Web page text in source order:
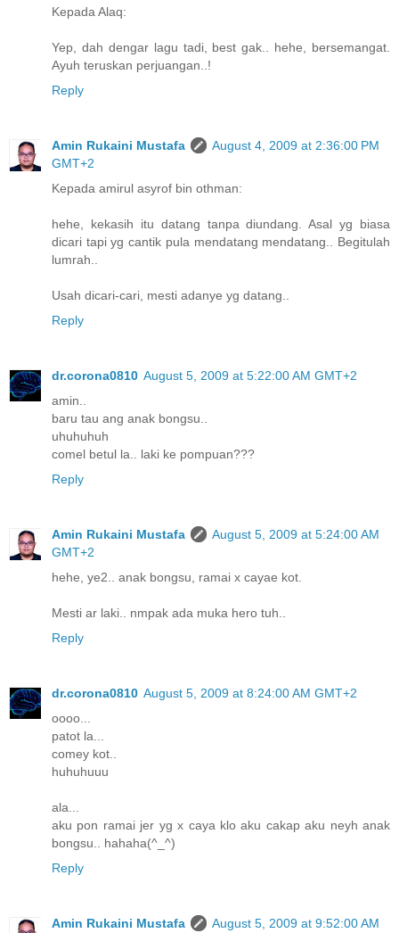
Kepada Alaq:
Yep, dah dengar lagu tadi, best gak.. hehe, bersemangat.
Ayuh teruskan perjuangan..!
Reply
Amin Rukaini Mustafa
August 4, 2009 at 2:36:00 PM
GMT+2
Kepada amirul asyrof bin othman:
hehe, kekasih itu datang tanpa diundang. Asal yg biasa
dicari tapi yg cantik pula mendatang mendatang.. Begitulah
lumrah..
Usah dicari-cari, mesti adanye yg datang..
Reply
dr.corona0810 August 5, 2009 at 5:22:00 AM GMT+2
amin..
baru tau ang anak bongsu..
uhuhuhuh
comel betul la.. laki ke pompuan???
Reply
Amin Rukaini Mustafa
August 5, 2009 at 5:24:00 AM
GMT+2
hehe, ye2.. anak bongsu, ramai x cayae kot.
Mesti ar laki.. nmpak ada muka hero tuh..
Reply
dr.corona0810 August 5, 2009 at 8:24:00 AM GMT+2
oooo...
patot la...
comey kot..
huhuhuuu
ala...
aku pon ramai jer yg x caya klo aku cakap aku neyh anak
bongsu.. hahaha(^_^)
Reply
Amin Rukaini Mustafa
August 5, 2009 at 9:52:00 AM